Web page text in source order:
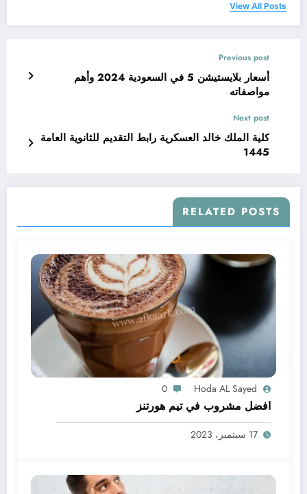
View All Posts
Previous post
أسعار بلايستيشن 5 في السعودية 2024 وأهم
مواصفاته
Next post
كلية الملك خالد العسكرية رابط التقديم للثانوية العامة
1445
RELATED POSTS
Hoda AL Sayed
0
افضل مشروب في تيم هورتنز
17 سبتمبر، 2023